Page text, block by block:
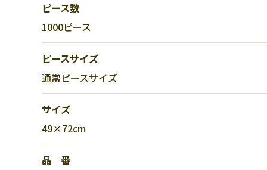
ピース数
1000ピース
ピースサイズ
通常ピースサイズ
サイズ
49×72cm
品 番